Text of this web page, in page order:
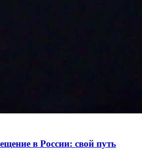
в России: свой путь